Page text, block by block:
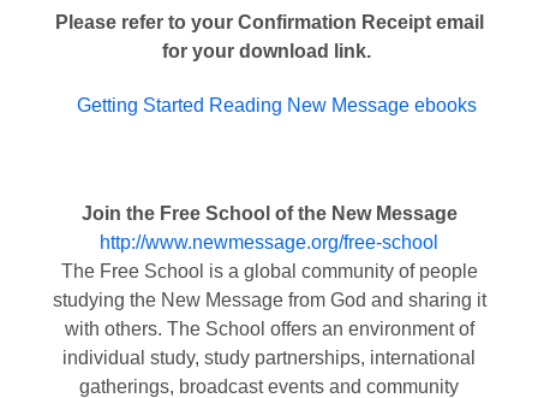
Please refer to your Confirmation Receipt email
for your download link.
Getting Started Reading New Message ebooks
Join the Free School of the New Message
http://www.newmessage.org/free-school
The Free School is a global community of people
studying the New Message from God and sharing it
with others. The School offers an environment of
individual study, study partnerships, international
gatherings, broadcast events and community